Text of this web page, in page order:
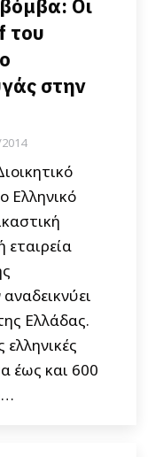
Οι
του
στην
Ελληνικό
εταιρεία
Ελλάδας.
ελληνικές
έως και 600